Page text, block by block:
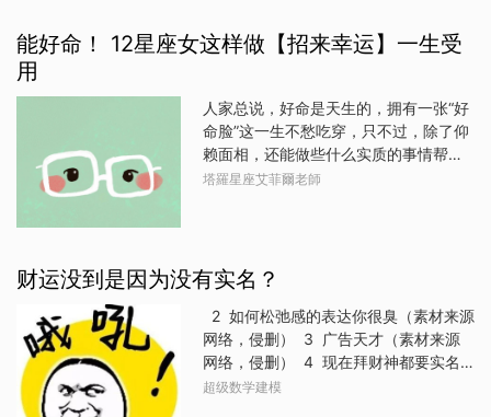
的提升，逢之贵人帮扶，前程锦绣。属
也要多关心自己的生活方面，比如日常
家居的布置，又比如生活中物品的摆
不要劳累，事业上面努力了就好，不要
给自己过多的压力，因为一个人的机会
有时候来得早，有时候来得晚，并不是
说努力去做事儿就一定有好的结果，也
活中的人
出自己的真心。因此，尽管他们的脾气
借着自己的努力和朋友的帮助，事业往
往能够取得不俗的成绩，日子越过越富
裕。生肖龙龙年出生的人，天生具有领
导气质，他们往往自信满满，有着强烈
总是充满关爱和照顾。他们懂得尊重他
能够赢得朋友们的信任和尊重。属龙的
人，在事业上总是能够凭借着自己的才
华和朋友的帮助，取得辉煌的成就，生
活也过得十分富裕。生肖马马年出生的
能好命！ 12星座女这样做【招来幸运】一生受
用
人家总说，好命是天生的，拥有一张“好
命脸”这一生不愁吃穿，只不过，除了仰
赖面相，还能做些什么实质的事情帮助
命运翻转呢？像是调整个性、心态改
方式呦，让身边的姐妹、闺蜜，依照自
己的星座来执行“好命作业”， 肯定一生
受用喔！白羊女＆天蝎女缓和脾气这两
个星座的女生都有一个共同的特点，就
是脾气火爆，容易和别人起冲突。这样
的性格不仅会影响人际关系，也会让自
塔羅星座艾菲爾老師
财运没到是因为没有实名？
2 如何松弛感的表达你很臭（素材来源
网络，侵删） 3 广告天才（素材来源
网络，侵删） 4 现在拜财神都要实名
制了是吧？我说我的财运怎么还没来！
超级数学建模